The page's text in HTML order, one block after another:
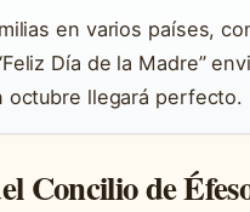
en varios países,
Día de la Madre”
octubre llegará perfecto.
Concilio de